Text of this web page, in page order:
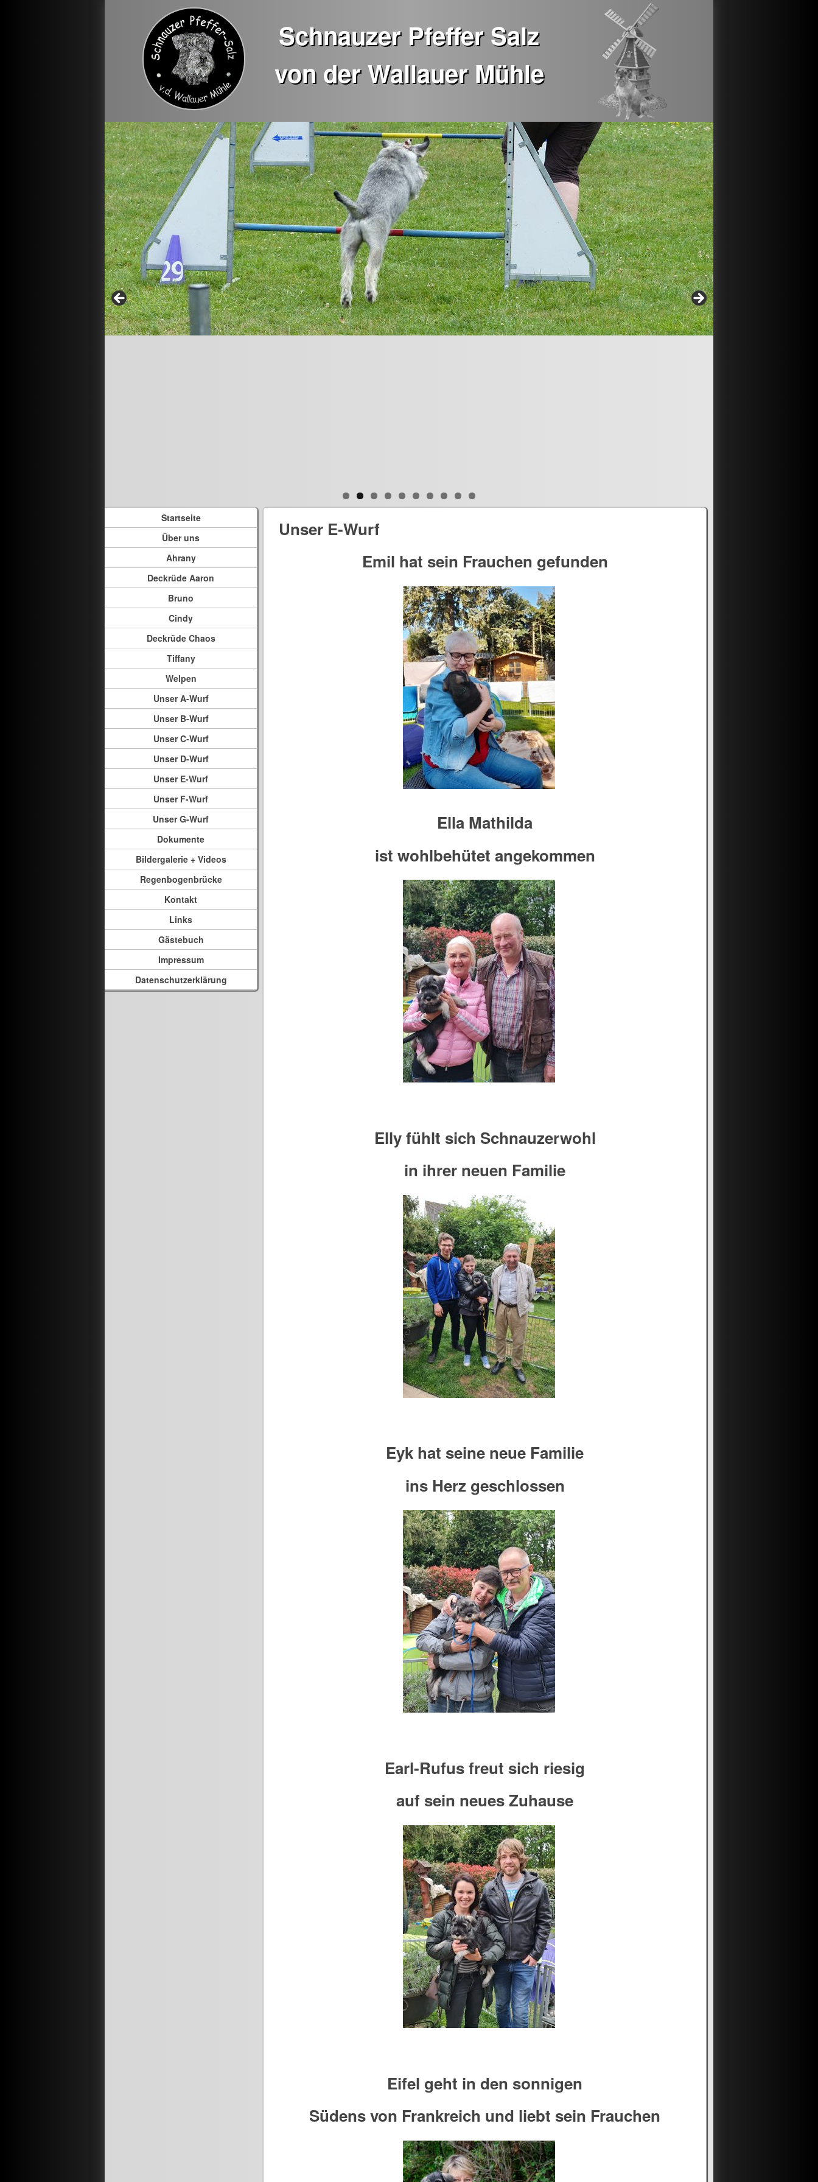
Schnauzer Pfeffer Salz
von der Wallauer Mühle
Startseite
Über uns
Ahrany
Deckrüde Aaron
Bruno
Cindy
Deckrüde Chaos
Tiffany
Welpen
Unser A-Wurf
Unser B-Wurf
Unser C-Wurf
Unser D-Wurf
Unser E-Wurf
Unser F-Wurf
Unser G-Wurf
Dokumente
Bildergalerie + Videos
Regenbogenbrücke
Kontakt
Links
Gästebuch
Impressum
Datenschutzerklärung
Unser E-Wurf
Emil hat sein Frauchen gefunden
Ella Mathilda
ist wohlbehütet angekommen
Elly fühlt sich Schnauzerwohl
in ihrer neuen Familie
Eyk hat seine neue Familie
ins Herz geschlossen
Earl-Rufus freut sich riesig
auf sein neues Zuhause
Eifel geht in den sonnigen
Südens von Frankreich und liebt sein Frauchen